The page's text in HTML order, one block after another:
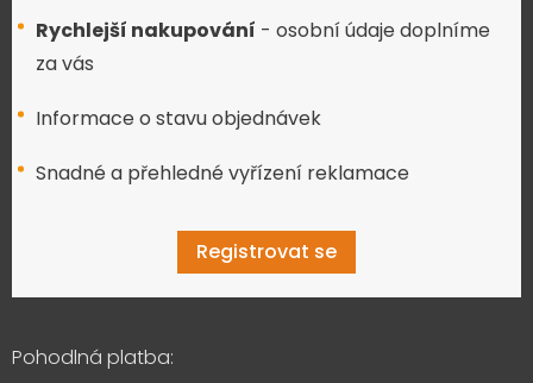
Rychlejší nakupování - osobní údaje doplníme
za vás
Informace o stavu objednávek
Snadné a přehledné vyřízení reklamace
Registrovat se
Pohodlná platba: